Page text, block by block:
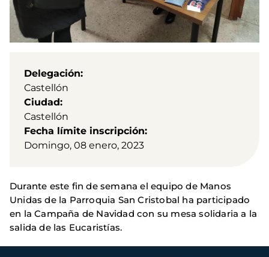
Delegación
Castellón
Ciudad
Castellón
Fecha límite inscripción
Domingo, 08 enero, 2023
Durante este fin de semana el equipo de Manos
Unidas de la Parroquia San Cristobal ha participado
en la Campaña de Navidad con su mesa solidaria a la
salida de las Eucaristías.